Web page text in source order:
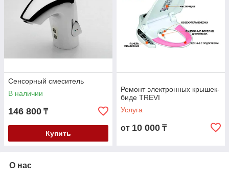
Сенсорный смеситель
В наличии
146 800 ₸
Купить
Ремонт электронных крышек-
биде TREVI
Услуга
от 10 000 ₸
О нас